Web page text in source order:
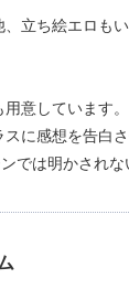
立ち絵エロも
意しています。
に感想を告白
では明かされ